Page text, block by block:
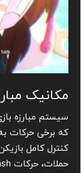
مکانیک
کنترل کامل